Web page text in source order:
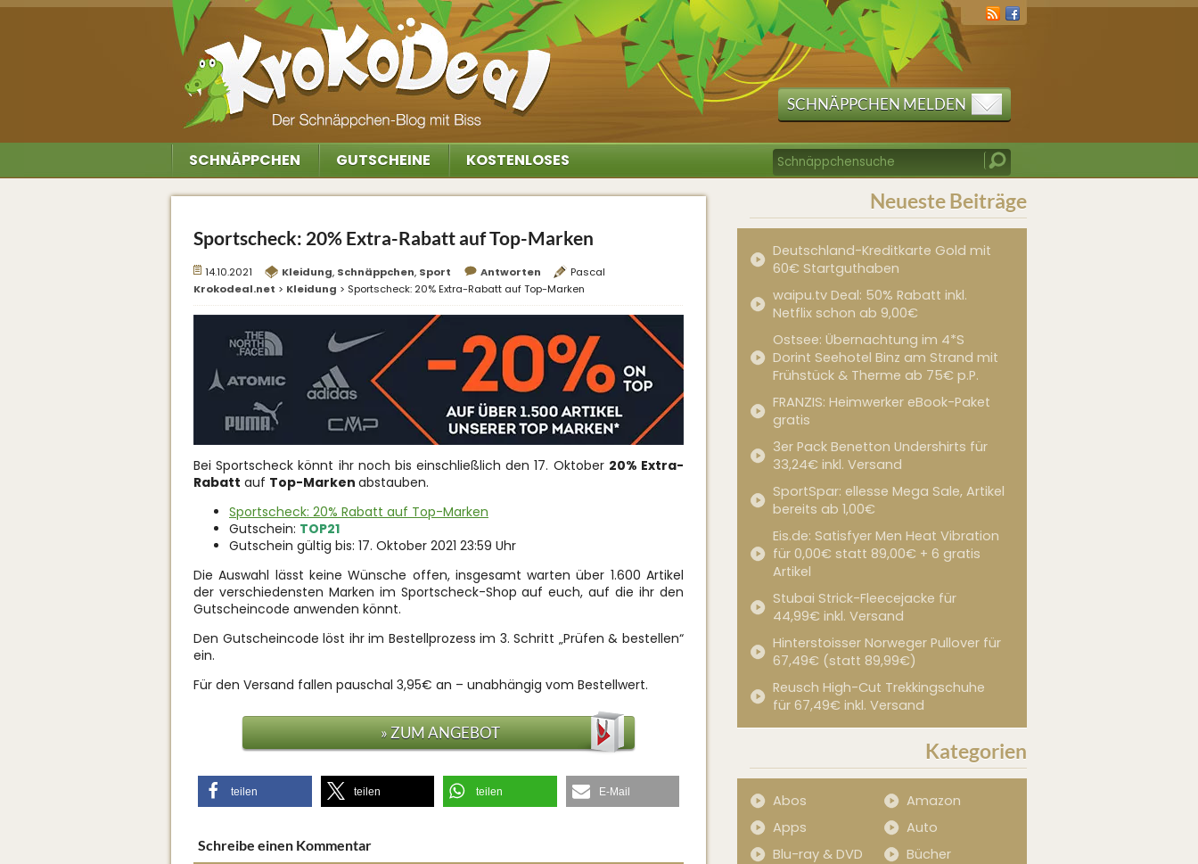
SCHNÄPPCHEN MELDEN
SCHNÄPPCHEN GUTSCHEINE KOSTENLOSES
Sportscheck: 20% Extra-Rabatt auf Top-Marken
14.10.2021 Kleidung, Schnäppchen, Sport Antworten
Pascal
Krokodeal.net > Kleidung > Sportscheck: 20% Extra-Rabatt auf Top-Marken
Bei Sportscheck könnt ihr noch bis einschließlich den 17. Oktober 20% Extra-
Rabatt auf Top-Marken abstauben.
Sportscheck: 20% Rabatt auf Top-Marken
Gutschein: TOP21
Gutschein gültig bis: 17. Oktober 2021 23:59 Uhr
Die Auswahl lässt keine Wünsche offen, insgesamt warten über 1.600 Artikel
der verschiedensten Marken im Sportscheck-Shop auf euch, auf die ihr den
Gutscheincode anwenden könnt.
Den Gutscheincode löst ihr im Bestellprozess im 3. Schritt „Prüfen & bestellen“
ein.
Für den Versand fallen pauschal 3,95€ an – unabhängig vom Bestellwert.
» ZUM ANGEBOT
teilen teilen teilen E-Mail
Schreibe einen Kommentar
Neueste Beiträge
Deutschland-Kreditkarte Gold mit
60€ Startguthaben
waipu.tv Deal: 50% Rabatt inkl.
Netflix schon ab 9,00€
Ostsee: Übernachtung im 4*S
Dorint Seehotel Binz am Strand mit
Frühstück & Therme ab 75€ p.P.
FRANZIS: Heimwerker eBook-Paket
gratis
3er Pack Benetton Undershirts für
33,24€ inkl. Versand
SportSpar: ellesse Mega Sale, Artikel
bereits ab 1,00€
Eis.de: Satisfyer Men Heat Vibration
für 0,00€ statt 89,00€ + 6 gratis
Artikel
Stubai Strick-Fleecejacke für
44,99€ inkl. Versand
Hinterstoisser Norweger Pullover für
67,49€ (statt 89,99€)
Reusch High-Cut Trekkingschuhe
für 67,49€ inkl. Versand
Kategorien
Abos
Amazon
Apps
Auto
Blu-ray & DVD
Bücher